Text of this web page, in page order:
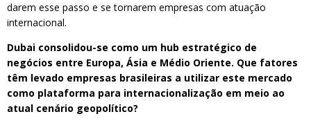
darem esse passo e se tornarem empresas com atuação
internacional.
Dubai consolidou-se como um hub estratégico de
negócios entre Europa, Ásia e Médio Oriente. Que fatores
têm levado empresas brasileiras a utilizar este mercado
como plataforma para internacionalização em meio ao
atual cenário geopolítico?